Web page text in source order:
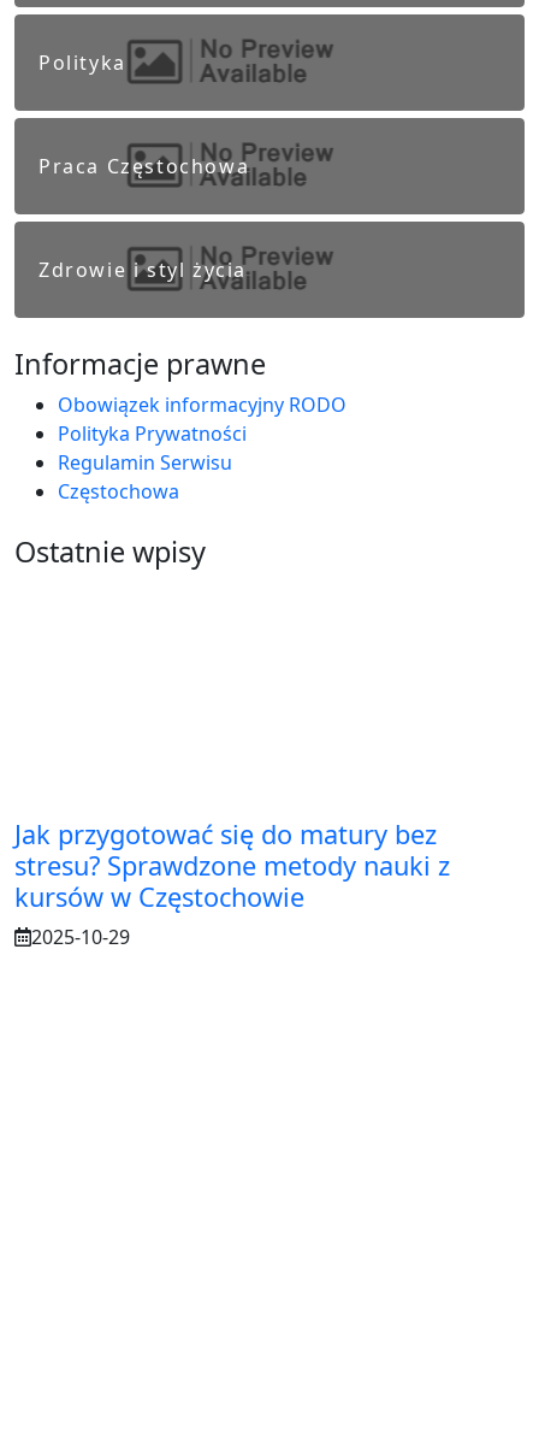
Polityka
Praca Częstochowa
Zdrowie i styl życia
Informacje prawne
Obowiązek informacyjny RODO
Polityka Prywatności
Regulamin Serwisu
Częstochowa
Ostatnie wpisy
Jak przygotować się do matury bez
stresu? Sprawdzone metody nauki z
kursów w Częstochowie
2025-10-29